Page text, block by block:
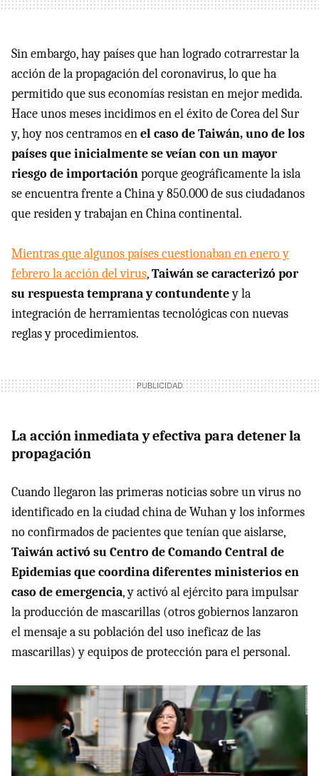
Sin embargo, hay países que han logrado cotrarrestar la
acción de la propagación del coronavirus, lo que ha
permitido que sus economías resistan en mejor medida.
Hace unos meses incidimos en el éxito de Corea del Sur
y, hoy nos centramos enel caso de Taiwán, uno de los
países que inicialmente se veían con un mayor
riesgo de importaciónporque geográficamente la isla
se encuentra frente a China y 850.000 de sus ciudadanos
que residen y trabajan en China continental.
Mientras que algunos países cuestionaban en enero y
febrero la acción del virus,Taiwán se caracterizó por
su respuesta temprana y contundentey la
integración de herramientas tecnológicas con nuevas
reglas y procedimientos.
La acción inmediata y efectiva para detener la
propagación
Cuando llegaron las primeras noticias sobre un virus no
identificado en la ciudad china de Wuhan y los informes
no confirmados de pacientes que tenían que aislarse,
Taiwán activó su Centro de Comando Central de
Epidemias que coordina diferentes ministerios en
caso de emergencia, y activó al ejército para impulsar
la producción de mascarillas (otros gobiernos lanzaron
el mensaje a su población del uso ineficaz de las
mascarillas) y equipos de protección para el personal.